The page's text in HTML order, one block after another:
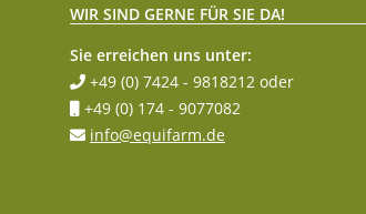
WIR SIND GERNE FÜR SIE DA!
Sie erreichen uns unter:
+49 (0) 7424 - 9818212 oder
+49 (0) 174 - 9077082
info@equifarm.de